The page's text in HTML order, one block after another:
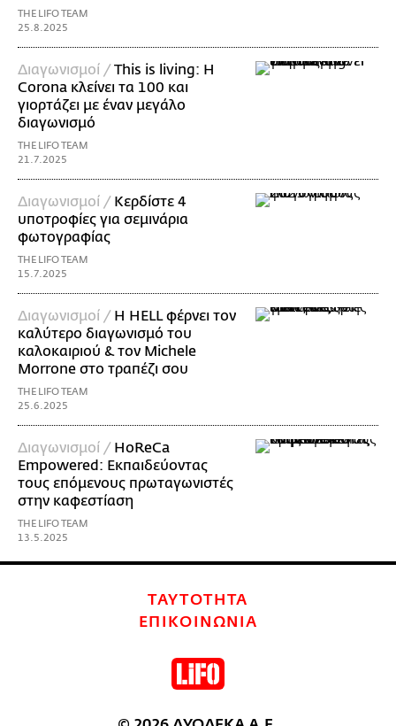
THE LIFO TEAM
25.8.2025
Διαγωνισμοί /This is living: Η
Corona κλείνει τα 100 και
γιορτάζει με έναν μεγάλο
διαγωνισμό
THE LIFO TEAM
21.7.2025
Διαγωνισμοί / Κερδίστε 4
υποτροφίες για σεμινάρια
φωτογραφίας
THE LIFO TEAM
15.7.2025
Διαγωνισμοί / Η HELL φέρνει τον
καλύτερο διαγωνισμό του
καλοκαιριού & τον Michele
Morrone στο τραπέζι σου
THE LIFO TEAM
25.6.2025
Διαγωνισμοί / ΗoReCa
Empowered: Εκπαιδεύοντας
τους επόμενους πρωταγωνιστές
στην καφεστίαση
THE LIFO TEAM
13.5.2025
ΤΑΥΤΟΤΗΤΑ
ΕΠΙΚΟΙΝΩΝΙΑ